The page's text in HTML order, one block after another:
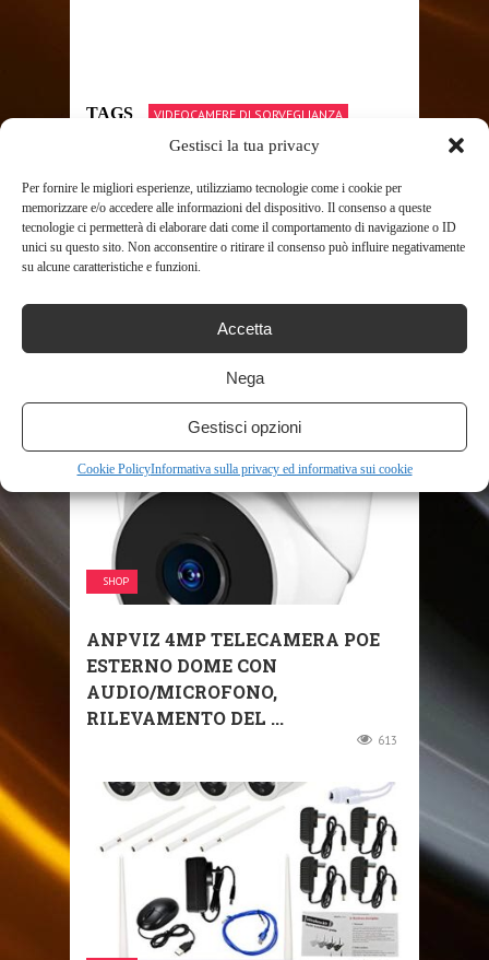
Gestisci la tua privacy
Per fornire le migliori esperienze, utilizziamo tecnologie come i cookie per
memorizzare e/o accedere alle informazioni del dispositivo. Il consenso a queste
tecnologie ci permetterà di elaborare dati come il comportamento di navigazione o ID
unici su questo sito. Non acconsentire o ritirare il consenso può influire negativamente
su alcune caratteristiche e funzioni.
Accetta
Nega
Gestisci opzioni
Cookie PolicyInformativa sulla privacy ed informativa sui cookie
TAGS VIDEOCAMERE DI SORVEGLIANZA
SHARE THIS POST
SHOP
ANPVIZ 4MP TELECAMERA POE
ESTERNO DOME CON
AUDIO/MICROFONO,
RILEVAMENTO DEL ...
613